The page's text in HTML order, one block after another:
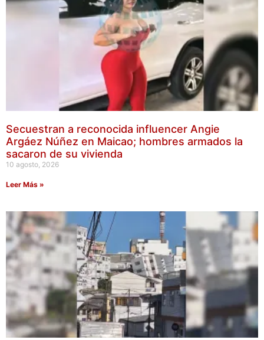
Secuestran a reconocida influencer Angie
Argáez Núñez en Maicao; hombres armados la
sacaron de su vivienda
10 agosto, 2026
Leer Más »